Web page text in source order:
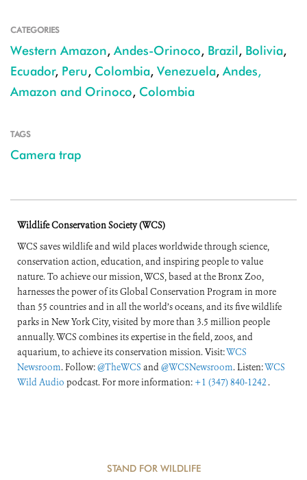
CATEGORIES
Western Amazon, Andes-Orinoco, Brazil, Bolivia,
Ecuador, Peru, Colombia, Venezuela, Andes,
Amazon and Orinoco, Colombia
TAGS
Camera trap
Wildlife Conservation Society (WCS)
WCS saves wildlife and wild places worldwide through science,
conservation action, education, and inspiring people to value
nature. To achieve our mission, WCS, based at the Bronx Zoo,
harnesses the power of its Global Conservation Program in more
than 55 countries and in all the world’s oceans, and its five wildlife
parks in New York City, visited by more than 3.5 million people
annually. WCS combines its expertise in the field, zoos, and
aquarium, to achieve its conservation mission. Visit:WCS
Newsroom. Follow:@TheWCS and@WCSNewsroom. Listen:WCS
Wild Audio podcast. For more information: +1 (347) 840-1242 .
STAND FOR WILDLIFE